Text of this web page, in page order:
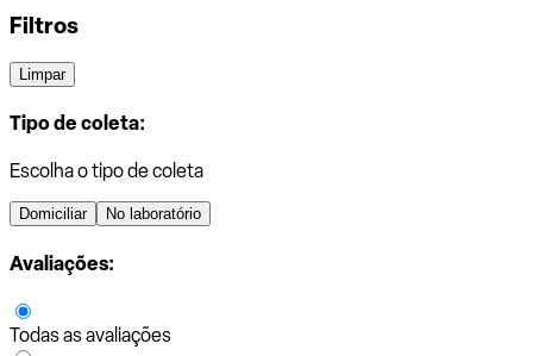
Filtros
Limpar
Tipo de coleta:
Escolha o tipo de coleta
Domiciliar No laboratório
Avaliações:
Todas as avaliações